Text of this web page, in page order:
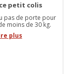
petit colis
pas de porte pour
moins de 30 kg.
plus